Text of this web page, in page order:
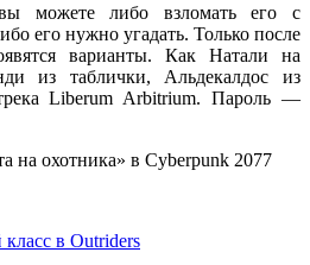
можете либо взломать его с
его нужно угадать. Только после
варианты. Как Натали на
из таблички, Альдекалдос из
Liberum Arbitrium. Пароль —
в Outriders